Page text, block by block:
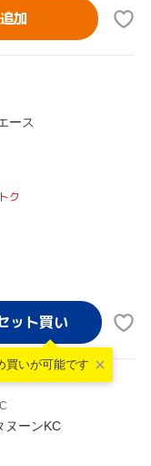
加
ース
ク
買いが可能です
ヌーンKC